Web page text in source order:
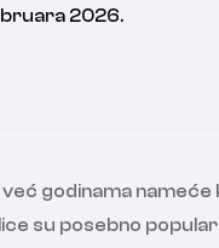
2026.
godinama nameće
su posebno